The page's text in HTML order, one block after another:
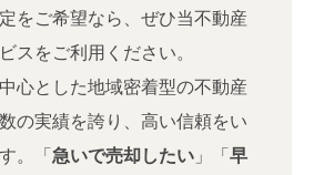
をご希望なら、ぜひ当不動産
スをご利用ください。
心とした地域密着型の不動産
の実績を誇り、高い信頼をい
。「急いで売却したい」「早